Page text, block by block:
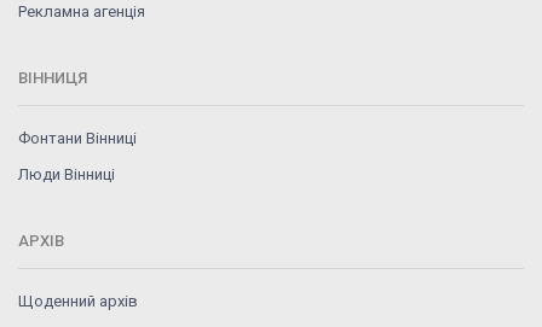
Рекламна агенція
ВІННИЦЯ
Фонтани Вінниці
Люди Вінниці
АРХІВ
Щоденний архів